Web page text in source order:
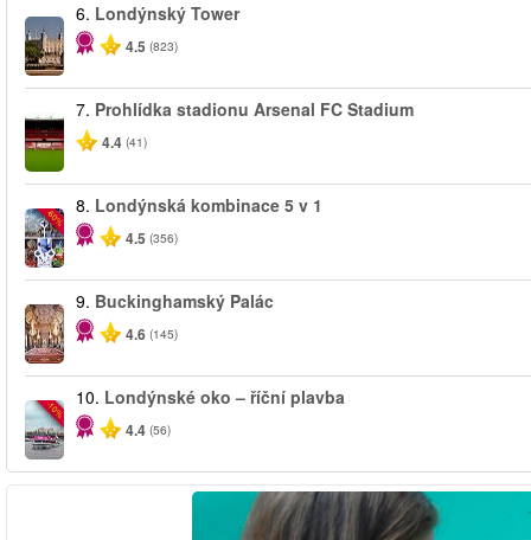
6. Londýnský Tower
4.5 (823)
7. Prohlídka stadionu Arsenal FC Stadium
4.4 (41)
-60%
8. Londýnská kombinace 5 v 1
4.5 (356)
9. Buckinghamský Palác
4.6 (145)
-10%
10. Londýnské oko – říční plavba
4.4 (56)